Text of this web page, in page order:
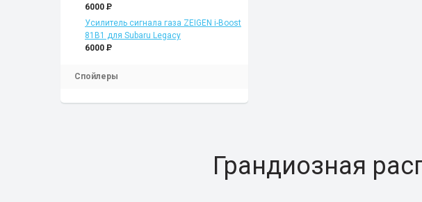
6000 P
Усилитель сигнала газа ZEIGEN i-Boost
81B1 для Subaru Legacy
6000 P
Спойлеры
Грандиозная